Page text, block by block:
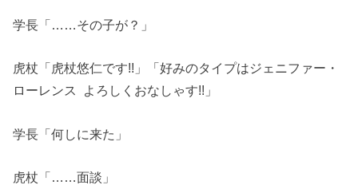
学長「……その子が？」
虎杖「虎杖悠仁です!!」「好みのタイプはジェニファー・
ローレンス よろしくおなしゃす!!」
学長「何しに来た」
虎杖「……面談」